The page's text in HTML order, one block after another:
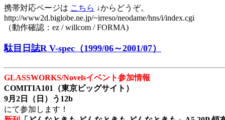
携帯対応ページは こちら ↓からどうぞ。
http://www2d.biglobe.ne.jp/~irreso/neodame/hns/i/index.cgi
（動作確認：ez / willcom / FORMA)
駄目日誌R V-spec（1999/06～2001/07）
GLASSWORKS/Novelsイベント参加情報
COMITIA101（東京ビッグサイト）
9月2日（日）う12b
にて参加します！